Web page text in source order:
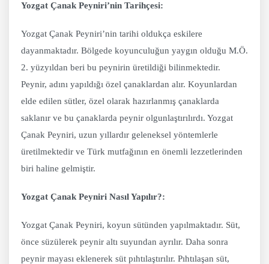
Yozgat Çanak Peyniri’nin Tarihçesi:
Yozgat Çanak Peyniri’nin tarihi oldukça eskilere
dayanmaktadır. Bölgede koyunculuğun yaygın olduğu M.Ö.
2. yüzyıldan beri bu peynirin üretildiği bilinmektedir.
Peynir, adını yapıldığı özel çanaklardan alır. Koyunlardan
elde edilen sütler, özel olarak hazırlanmış çanaklarda
saklanır ve bu çanaklarda peynir olgunlaştırılırdı. Yozgat
Çanak Peyniri, uzun yıllardır geleneksel yöntemlerle
üretilmektedir ve Türk mutfağının en önemli lezzetlerinden
biri haline gelmiştir.
Yozgat Çanak Peyniri Nasıl Yapılır?:
Yozgat Çanak Peyniri, koyun sütünden yapılmaktadır. Süt,
önce süzülerek peynir altı suyundan ayrılır. Daha sonra
peynir mayası eklenerek süt pıhtılaştırılır. Pıhtılaşan süt,